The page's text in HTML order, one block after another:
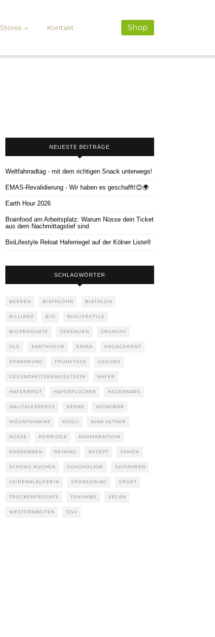
Stores Kontakt Shop
NEUESTE BEITRÄGE
Weltfahrradtag - mit dem richtigen Snack unterwegs!
EMAS-Revalidierung - Wir haben es geschafft!😊🌍
Earth Hour 2026
Brainfood am Arbeitsplatz: Warum Nüsse dein Ticket
aus dem Nachmittagstief sind
BioLifestyle Reloat Haferriegel auf der Kölner Liste®
SCHLAGWÖRTER
BEEREN BIATHLOHN BIATHLON
BILLIARD BIO BIOLIFESTYLE
BIOPRODUKTE CEREALIEN CRUNCHY
DLG EARTHHOUR EMMA ENGAGEMENT
ERNÄHRUNG FRÜHSTÜCK GESUND
GESUNDHEITSBEWUSSTSEIN HAFER
HAFERBROT HAFERFLOCKEN HAGENNARS
HALLTALEXPRESS KERNE MONDBÄR
MOUNTAINBIKE MÜSLI NINA ASTNER
NÜSSE PORRIDGE RADMARATHON
RADRENNEN REINING REZEPT SAMEN
SCHOKO-KUCHEN SCHOKOLADE SKIFAHREN
SKIRENNLÄUFERIN SPONSORING SPORT
TROCKENFRÜCHTE TSHUMBE VEGAN
WESTERNREITEN ÖSV